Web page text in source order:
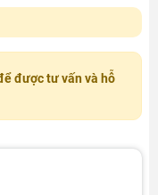
được tư vấn và hỗ